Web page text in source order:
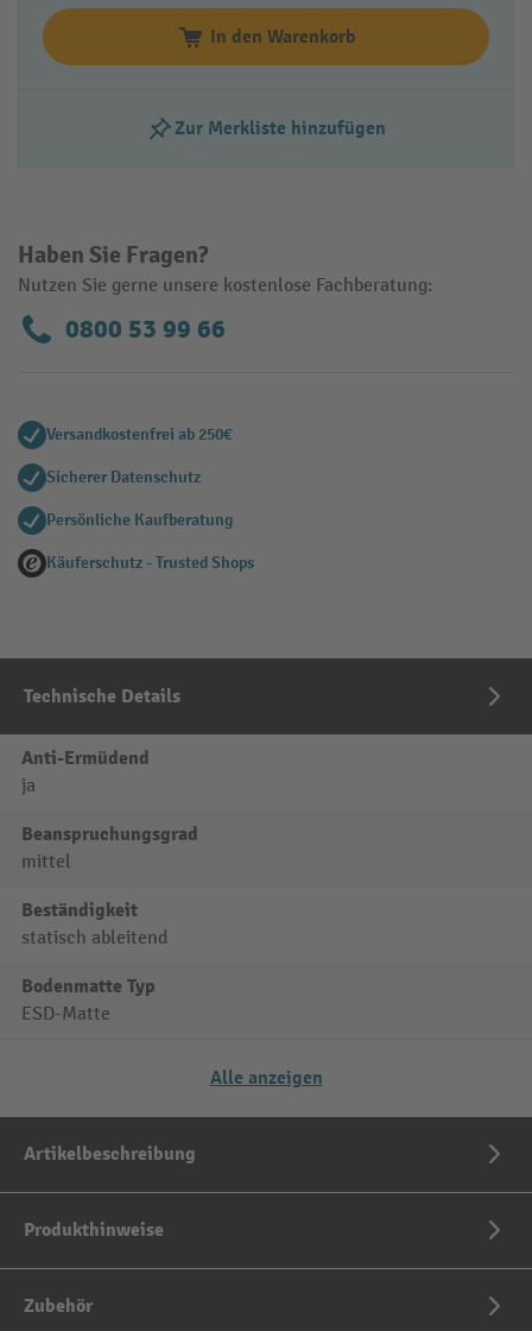
In den Warenkorb
Zur Merkliste hinzufügen
Haben Sie Fragen?
Nutzen Sie gerne unsere kostenlose Fachberatung:
0800 53 99 66
Versandkostenfrei ab 250€
Sicherer Datenschutz
Persönliche Kaufberatung
Käuferschutz - Trusted Shops
Technische Details
Anti-Ermüdend
ja
Beanspruchungsgrad
mittel
Beständigkeit
statisch ableitend
Bodenmatte Typ
ESD-Matte
Alle anzeigen
Artikelbeschreibung
Produkthinweise
Zubehör